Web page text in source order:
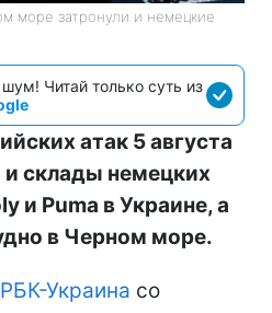
море затронули и немецкие
Читай только суть из
атак 5 августа
и склады немецких
и Puma в Украине, а
в Черном море.
РБК-Украина со